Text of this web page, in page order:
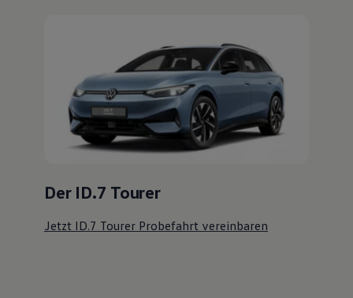
Der ID.7 Tourer
Jetzt ID.7 Tourer Probefahrt vereinbaren